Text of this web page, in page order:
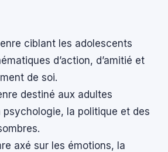
ciblant les adolescents
d’action, d’amitié et
de soi.
destiné aux adultes
psychologie, la politique et des
axé sur les émotions, la